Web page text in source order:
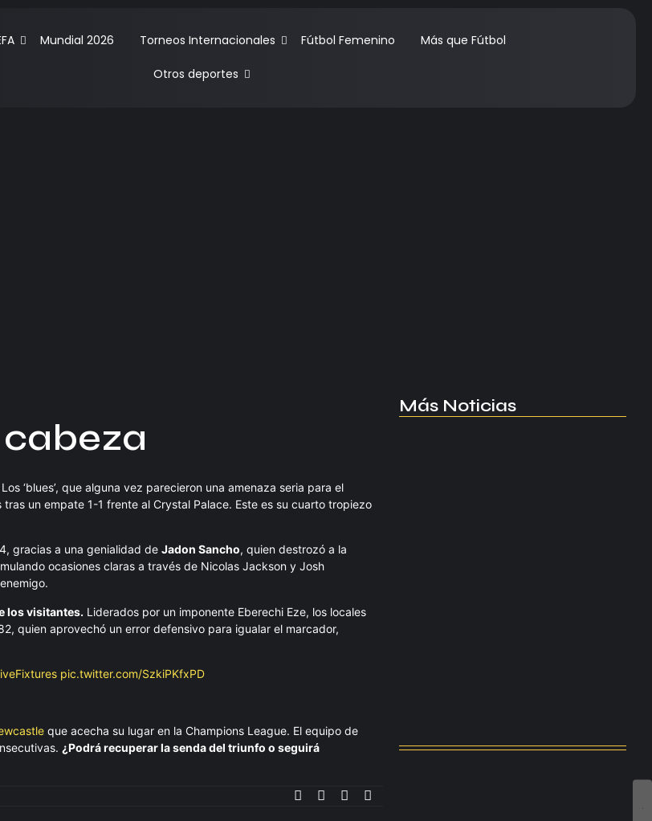
Mundial 2026 Torneos Internacionales Fútbol Femenino Más que Fútbol
Otros deportes
cabeza
‘blues’, que alguna vez parecieron una amenaza seria para el
un empate 1-1 frente al Crystal Palace. Este es su cuarto tropiezo
gracias a una genialidad de Jadon Sancho, quien destrozó a la
ocasiones claras a través de Nicolas Jackson y Josh
los visitantes. Liderados por un imponente Eberechi Eze, los locales
quien aprovechó un error defensivo para igualar el marcador,
pic.twitter.com/SzkiPKfxPD
que acecha su lugar en la Champions League. El equipo de
¿Podrá recuperar la senda del triunfo o seguirá
Más Noticias